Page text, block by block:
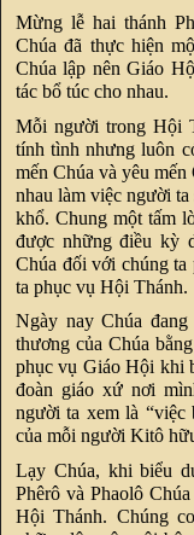
Mừng lễ hai thánh
Chúa đã thực hiện
Chúa lập nên Giáo
tác bổ túc cho nhau.
Mỗi người trong Hội
tính tình nhưng luôn
mến Chúa và yêu
nhau làm việc người
khổ. Chung một tấm
được những điều kỳ
Chúa đối với chúng ta
ta phục vụ Hội Thánh.
Ngày nay Chúa
thương của Chúa
phục vụ Giáo Hội khi
đoàn giáo xứ nơi
người ta xem là “việc
của mỗi người Kitô
Lạy Chúa, khi biểu
Phêrô và Phaolô
Hội Thánh. Chúng